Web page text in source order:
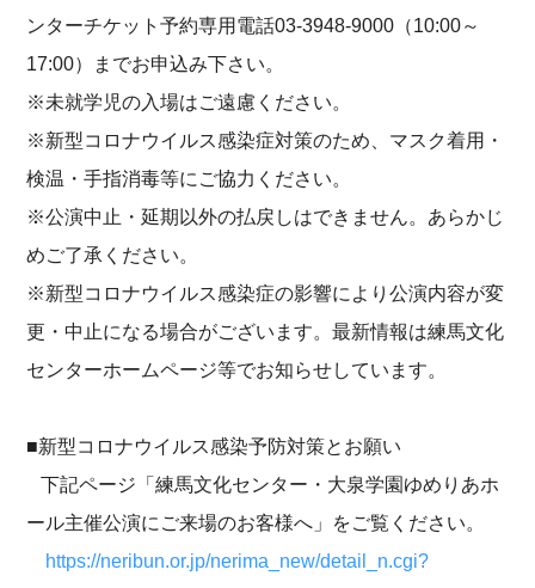
ンターチケット予約専用電話03-3948-9000（10:00～
17:00）までお申込み下さい。
※未就学児の入場はご遠慮ください。
※新型コロナウイルス感染症対策のため、マスク着用・
検温・手指消毒等にご協力ください。
※公演中止・延期以外の払戻しはできません。あらかじ
めご了承ください。
※新型コロナウイルス感染症の影響により公演内容が変
更・中止になる場合がございます。最新情報は練馬文化
センターホームページ等でお知らせしています。
■新型コロナウイルス感染予防対策とお願い
下記ページ「練馬文化センター・大泉学園ゆめりあホ
ール主催公演にご来場のお客様へ」をご覧ください。
https://neribun.or.jp/nerima_new/detail_n.cgi?